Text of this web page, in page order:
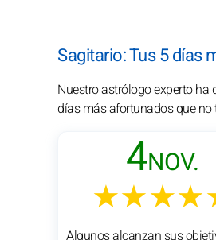
Sagitario: Tus 5 días
Nuestro astrólogo experto ha
días más afortunados que no
4NOV.
Algunos alcanzan sus